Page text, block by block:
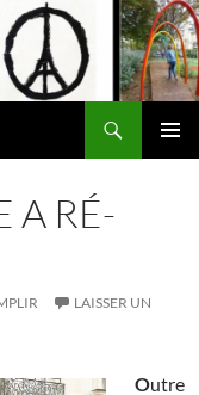
A RÉ-
LAISSER UN
Outre